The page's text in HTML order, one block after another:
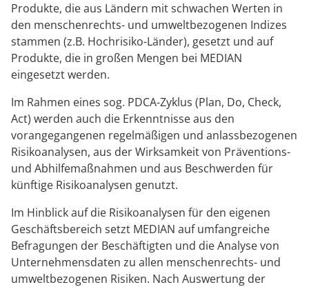
Produkte, die aus Ländern mit schwachen Werten in
den menschenrechts- und umweltbezogenen Indizes
stammen (z.B. Hochrisiko-Länder), gesetzt und auf
Produkte, die in großen Mengen bei MEDIAN
eingesetzt werden.
Im Rahmen eines sog. PDCA-Zyklus (Plan, Do, Check,
Act) werden auch die Erkenntnisse aus den
vorangegangenen regelmäßigen und anlassbezogenen
Risikoanalysen, aus der Wirksamkeit von Präventions-
und Abhilfemaßnahmen und aus Beschwerden für
künftige Risikoanalysen genutzt.
Im Hinblick auf die Risikoanalysen für den eigenen
Geschäftsbereich setzt MEDIAN auf umfangreiche
Befragungen der Beschäftigten und die Analyse von
Unternehmensdaten zu allen menschenrechts- und
umweltbezogenen Risiken. Nach Auswertung der